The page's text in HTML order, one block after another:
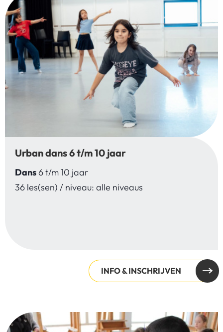
Urban dans 6 t/m 10 jaar
Dans6 t/m 10 jaar
36 les(sen) / niveau: alle niveaus
INFO & INSCHRIJVEN